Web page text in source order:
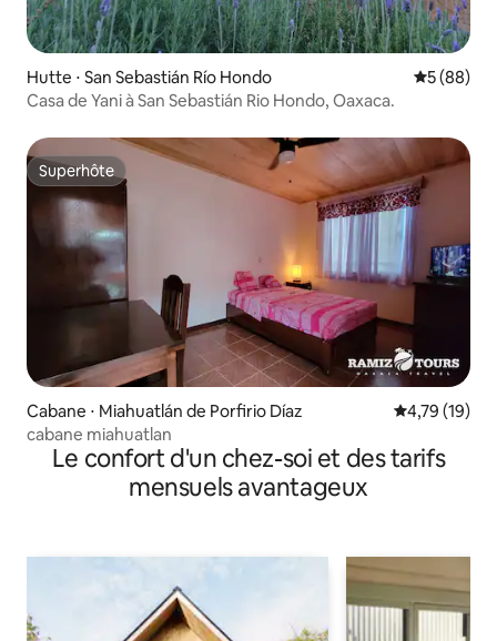
Hutte ⋅ San Sebastián Río Hondo
5 (88)
Casa de Yani à San Sebastián Rio Hondo, Oaxaca.
Superhôte
Superhôte
Cabane ⋅ Miahuatlán de Porfirio Díaz Évaluation
4,79 (19)
cabane miahuatlan
Le confort d'un chez-soi et des tarifs
mensuels avantageux